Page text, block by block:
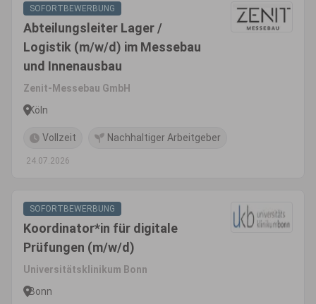
SOFORTBEWERBUNG
Abteilungsleiter Lager /
Logistik (m/w/d) im Messebau
und Innenausbau
Zenit-Messebau GmbH
Köln
Vollzeit Nachhaltiger Arbeitgeber
24.07.2026
SOFORTBEWERBUNG
Koordinator*in für digitale
Prüfungen (m/w/d)
Universitätsklinikum Bonn
Bonn